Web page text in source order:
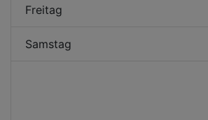
Freitag
Samstag